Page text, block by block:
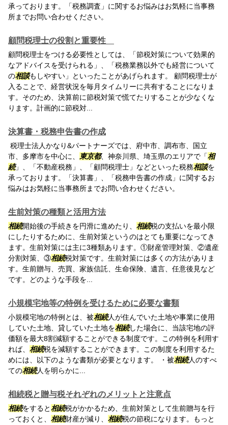
承っております。「税務調査」に関するお悩みはお気軽に当事務
所までお問い合わせください。
顧問税理士の役割と重要性
顧問税理士をつける必要性としては、「節税対策について効果的
なアドバイスを受けられる」、「税務業務以外でも経営について
の相談もしやすい」といったことがあげられます。 顧問税理士が
入ることで、経営状況を毎月タイムリーに共有することになりま
す。そのため、決算前に節税対策で慌てたりすることが少なくな
ります。計画的に節税対...
決算書・税務申告書の作成
税理士法人かなり&パートナーズでは、府中市、調布市、国立
市、多摩市を中心に、
東京都、神奈川県、埼玉県のエリアで「相
続」、「不動産税務」、「顧問税理士」などといった税務相談を
承っております。「決算書」、「税務申告書の作成」に関するお
悩みはお気軽に当事務所までお問い合わせください。
生前対策の種類と活用方法
相続開始後の手続きを円滑に進めたり、 相続税の支払いを最小限
にしたりするために、生前対策というのはとても重要になってき
ます。生前対策には主に3種類あります。①財産管理対策、②遺産
分割対策、③相続税対策です。生前対策には多くの方法がありま
す。生前贈与、売買、家族信託、生命保険、遺言、任意後見など
です。どのような手段を...
小規模宅地等の特例を受けるために必要な書類
小規模宅地の特例とは、被相続人が住んでいた土地や事業に使用
していた土地、貸していた土地を相続した場合に、当該宅地の評
価額を最大8割減額することができる制度です。この特例を利用す
れば、 相続税を減額することができます。この制度を利用するた
めには、以下のような書類が必要となります。 ・被相続人のすべ
ての相続人を明らかに...
相続税と贈与税それぞれのメリットと注意点
相続をすると相続税がかかるため、生前対策として生前贈与を行
っておくと、 相続財産が減り、 相続税の節税になります。もっと